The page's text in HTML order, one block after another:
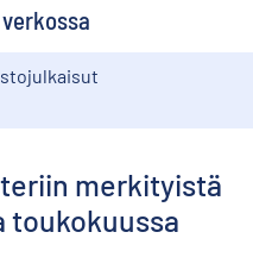
merkityistä
toukokuussa